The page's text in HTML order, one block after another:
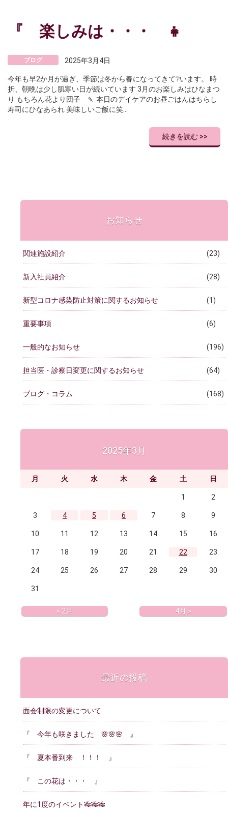
『 楽しみは・・・ 👧
ブログ 2025年3月4日
今年も早2か月が過ぎ、季節は冬から春になってきて❔います。 時
折、朝晩は少し肌寒い日が続いています 3月のお楽しみはひなまつ
り もちろん花より団子 🍡 本日のデイケアのお昼ごはんはちらし
寿司にひなあられ 美味しいご飯に笑…
続きを読む >>
お知らせ
関連施設紹介 (23)
新入社員紹介 (28)
新型コロナ感染防止対策に関するお知らせ (1)
重要事項 (6)
一般的なお知らせ (196)
担当医・診察日変更に関するお知らせ (64)
ブログ・コラム (168)
2025年3月
月 火 水 木 金 土 日
« 2月 4月 »
1 2
3 4 5 6 7 8 9
10 11 12 13 14 15 16
17 18 19 20 21 22 23
24 25 26 27 28 29 30
31
最近の投稿
面会制限の変更について
『 今年も咲きました 🌸🌸🌸 』
『 夏本番到来 ！！！ 』
『 この花は・・・ 』
年に1度のイベント🎋🎋🎋